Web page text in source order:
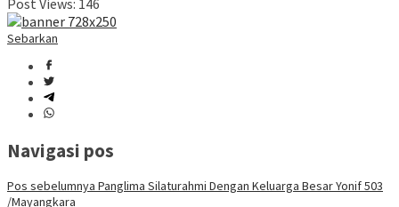
Post Views: 146
Sebarkan
Navigasi pos
Pos sebelumnya Panglima Silaturahmi Dengan Keluarga Besar Yonif 503
/Mayangkara